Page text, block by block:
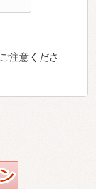
注意くださ